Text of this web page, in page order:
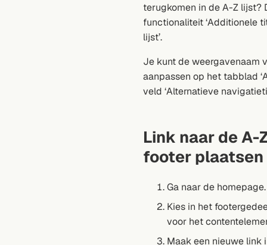
terugkomen in de A-Z lijst?
functionaliteit ‘Additionele
lijst’.
Je kunt de weergavenaam
aanpassen op het tabblad
veld ‘Alternatieve
Link naar de A-
footer plaatsen
Ga naar de homepage.
Kies in het
voor het
Maak een nieuwe link